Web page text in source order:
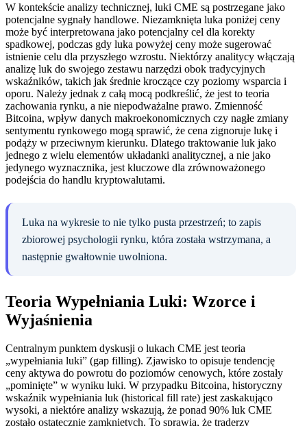
W kontekście analizy technicznej, luki CME są postrzegane jako
potencjalne sygnały handlowe. Niezamknięta luka poniżej ceny
może być interpretowana jako potencjalny cel dla korekty
spadkowej, podczas gdy luka powyżej ceny może sugerować
istnienie celu dla przyszłego wzrostu. Niektórzy analitycy włączają
analizę luk do swojego zestawu narzędzi obok tradycyjnych
wskaźników, takich jak średnie kroczące czy poziomy wsparcia i
oporu. Należy jednak z całą mocą podkreślić, że jest to teoria
zachowania rynku, a nie niepodważalne prawo. Zmienność
Bitcoina, wpływ danych makroekonomicznych czy nagłe zmiany
sentymentu rynkowego mogą sprawić, że cena zignoruje lukę i
podąży w przeciwnym kierunku. Dlatego traktowanie luk jako
jednego z wielu elementów układanki analitycznej, a nie jako
jedynego wyznacznika, jest kluczowe dla zrównoważonego
podejścia do handlu kryptowalutami.
Luka na wykresie to nie tylko pusta przestrzeń; to zapis
zbiorowej psychologii rynku, która została wstrzymana, a
następnie gwałtownie uwolniona.
Teoria Wypełniania Luki: Wzorce i
Wyjaśnienia
Centralnym punktem dyskusji o lukach CME jest teoria
„wypełniania luki” (gap filling). Zjawisko to opisuje tendencję
ceny aktywa do powrotu do poziomów cenowych, które zostały
„pominięte” w wyniku luki. W przypadku Bitcoina, historyczny
wskaźnik wypełniania luk (historical fill rate) jest zaskakująco
wysoki, a niektóre analizy wskazują, że ponad 90% luk CME
zostało ostatecznie zamkniętych. To sprawia, że traderzy